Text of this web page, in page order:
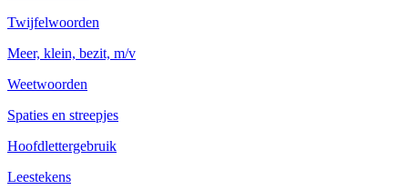
Twijfelwoorden
Meer, klein, bezit, m/v
Weetwoorden
Spaties en streepjes
Hoofdlettergebruik
Leestekens